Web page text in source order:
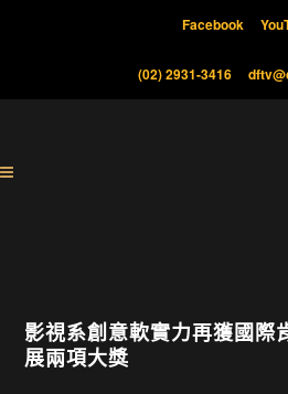
Facebook
(02) 2931-3416
影視系創意軟實力再獲國際
展兩項大獎